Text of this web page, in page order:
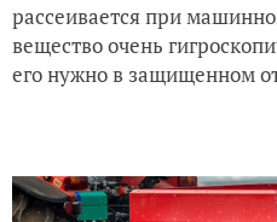
рассеивается при
вещество очень
его нужно в защищенном